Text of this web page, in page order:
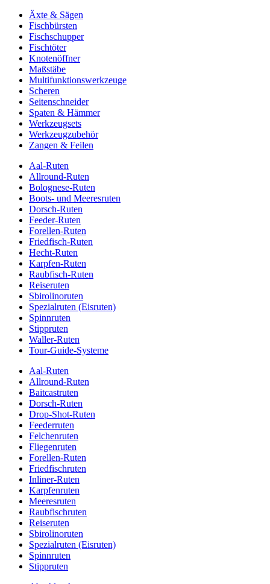
Äxte & Sägen
Fischbürsten
Fischschupper
Fischtöter
Knotenöffner
Maßstäbe
Multifunktionswerkzeuge
Scheren
Seitenschneider
Spaten & Hämmer
Werkzeugsets
Werkzeugzubehör
Zangen & Feilen
Aal-Ruten
Allround-Ruten
Bolognese-Ruten
Boots- und Meeresruten
Dorsch-Ruten
Feeder-Ruten
Forellen-Ruten
Friedfisch-Ruten
Hecht-Ruten
Karpfen-Ruten
Raubfisch-Ruten
Reiseruten
Sbirolinoruten
Spezialruten (Eisruten)
Spinnruten
Stippruten
Waller-Ruten
Tour-Guide-Systeme
Aal-Ruten
Allround-Ruten
Baitcastruten
Dorsch-Ruten
Drop-Shot-Ruten
Feederruten
Felchenruten
Fliegenruten
Forellen-Ruten
Friedfischruten
Inliner-Ruten
Karpfenruten
Meeresruten
Raubfischruten
Reiseruten
Sbirolinoruten
Spezialruten (Eisruten)
Spinnruten
Stippruten